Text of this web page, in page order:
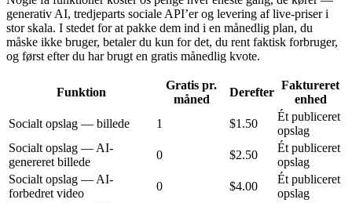
generativ AI, tredjeparts sociale API’er og levering af live-priser i
stor skala. I stedet for at pakke dem ind i en månedlig plan, du
måske ikke bruger, betaler du kun for det, du rent faktisk forbruger,
og først efter du har brugt en gratis månedlig kvote.
Funktion
Gratis pr.
måned
Derefter
Faktureret
enhed
Socialt opslag — billede
1 $1.50
Ét publiceret
opslag
Socialt opslag — AI-
genereret billede
0 $2.50
Ét publiceret
opslag
Socialt opslag — AI-
forbedret video
0 $4.00
Ét publiceret
opslag